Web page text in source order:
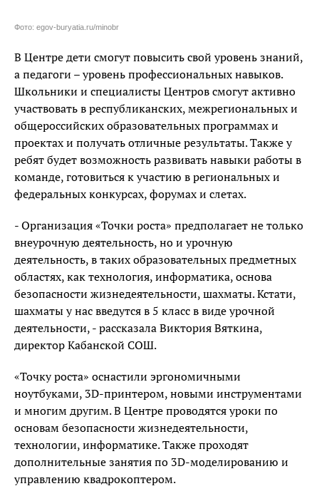
Фото: egov-buryatia.ru/minobr
В Центре дети смогут повысить свой уровень знаний,
а педагоги – уровень профессиональных навыков.
Школьники и специалисты Центров смогут активно
участвовать в республиканских, межрегиональных и
общероссийских образовательных программах и
проектах и получать отличные результаты. Также у
ребят будет возможность развивать навыки работы в
команде, готовиться к участию в региональных и
федеральных конкурсах, форумах и слетах.
- Организация «Точки роста» предполагает не только
внеурочную деятельность, но и урочную
деятельность, в таких образовательных предметных
областях, как технология, информатика, основа
безопасности жизнедеятельности, шахматы. Кстати,
шахматы у нас введутся в 5 класс в виде урочной
деятельности, - рассказала Виктория Вяткина,
директор Кабанской СОШ.
«Точку роста» оснастили эргономичными
ноутбуками, 3D-принтером, новыми инструментами
и многим другим. В Центре проводятся уроки по
основам безопасности жизнедеятельности,
технологии, информатике. Также проходят
дополнительные занятия по 3D-моделированию и
управлению квадрокоптером.